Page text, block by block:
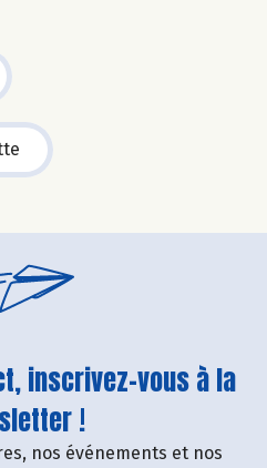
inscrivez-vous à la
!
nos événements et nos